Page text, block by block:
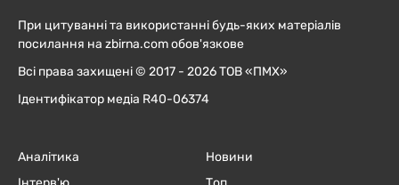
При цитуванні та використанні будь-яких матеріалів
посилання на zbirna.com обов'язкове
Всі права захищені © 2017 - 2026 ТОВ «ПМХ»
Ідентифікатор медіа R40-06374
Аналітика
Новини